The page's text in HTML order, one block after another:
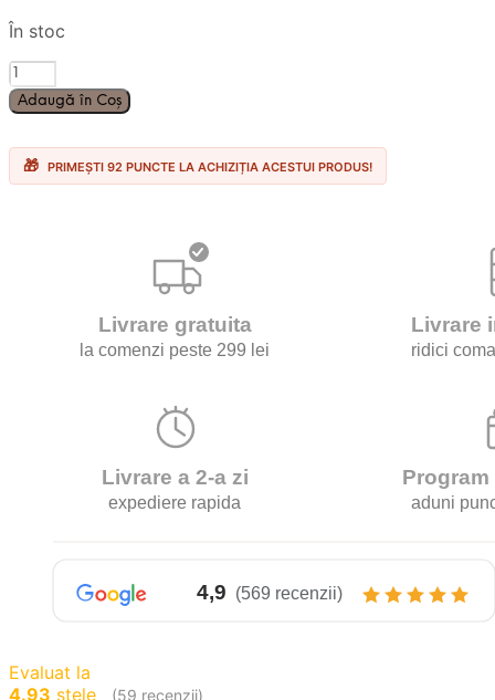
În stoc
Cantitate
Cafea
Boabe
Crema
e
Adaugă în Coș
PRIMEȘTI 92 PUNCTE LA ACHIZIȚIA ACESTUI PRODUS!
Evaluat la
4.93 stele (59 recenzii)